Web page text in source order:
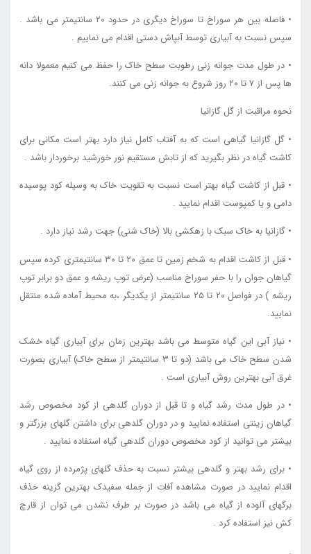
• فاصله بین هر سوراخ تا سوراخ دیگری در حدود ۲۰ سانتیمتر می باشد .
سپس نسبت به آبیاری توسط آبپاش دستی اقدام می نماییم .
• در طول مدت جوانه زنی رطوبت سطح خاک را حفظ می کنیم معمولا دانه
ها پس از ۷ تا ۲۰ روز شروع به جوانه زنی می کنند.
نحوه مراقبت از گل گازانیا
• گل گازانیا گیاهی است که به آفتاب کامل نیاز دارد بهتر است مکانی برای
کاشت گیاه در نظر بگیرید که از تابش مستقیم نور خورشید برخوردار باشد .
• قبل از کاشت گیاه بهتر است نسبت به تقویت خاک به وسیله کود پوسیده
دامی و یا کمپوست اقدام نمایید .
• گازانیا به خاک سبک با زهکشی بالا (خاک شنی) جهت رشد نیاز دارد .
• قبل از کاشت اقدام به شخم زمین تا عمق ۲۰ تا ۳۰ سانتیمتری کرده سپس
گیاهان جوان را با حفر سوراخ مناسب (عرض توپ ریشه و عمق دو برابر توپ
ریشه ) در فواصل ۲۰ تا ۲۵ سانتیمتر از یکدیگر ،به محیط آماده شده منتقل
نمایید.
• نیاز آبی این گیاه متوسط می باشد بهترین زمان برای آبیاری گیاه خشک
شدن سطح خاک می باشد (دو تا ۳ سانتیمتر از سطح خاک) آبیاری بصورت
غرق آبی بهترین روش آبیاری است .
• در طول مدت رشد گیاه و تا قبل از دوران گلدهی از کود مخصوص رشد
گیاهان زینتی استفاده نمایید و در دوران گلدهی برای داشتن گلهای بزرگتر و
بیشتر می توانید از کود مخصوص دوران گلدهی گیاه استفاده نمایید .
• برای رشد بهتر و گلدهی بیشتر نسبت به حذف گلهای پژمرده از روی گیاه
اقدام نمایید در صورت مشاهده آفات از جمله سفیدک بهترین گزینه حذف
برگهای آلوده از گیاه می باشد در صورت بر طرف نشدن می توان از قارچ
کش نیز استفاده کرد .